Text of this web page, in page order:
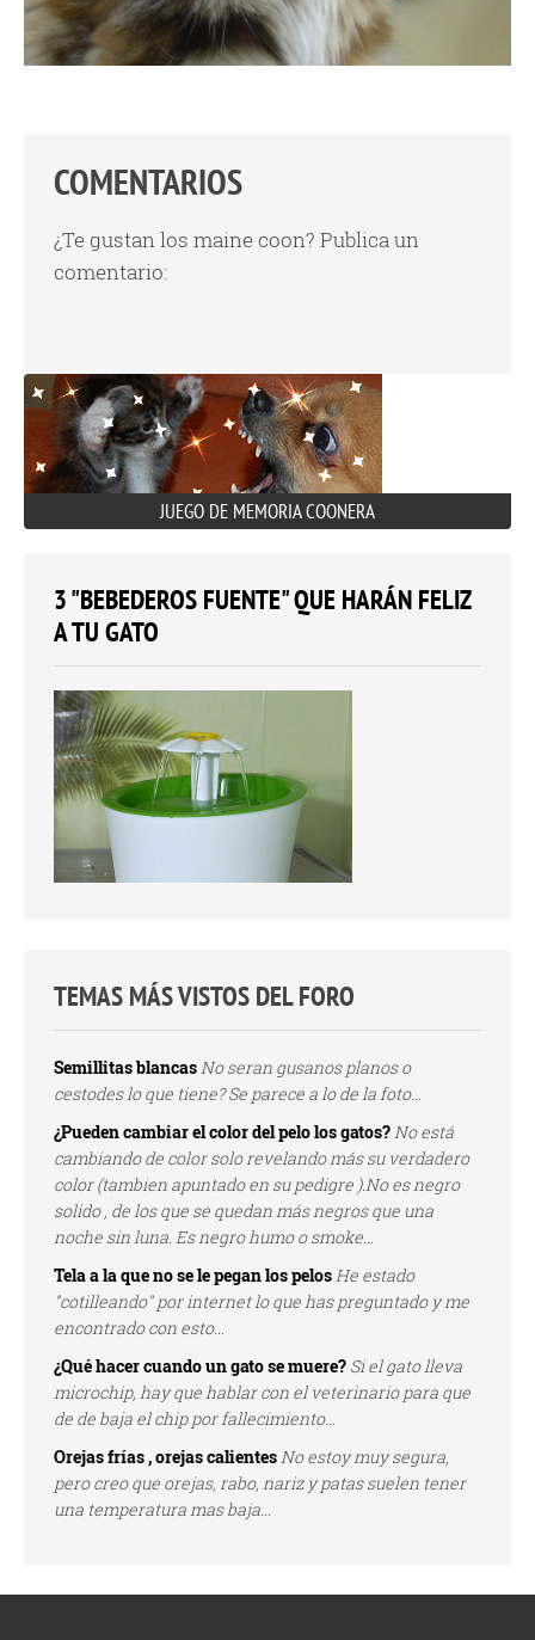
COMENTARIOS
¿Te gustan los maine coon? Publica un
comentario:
JUEGO DE MEMORIA COONERA
3 "BEBEDEROS FUENTE" QUE HARÁN FELIZ
A TU GATO
TEMAS MÁS VISTOS DEL FORO
Semillitas blancasNo seran gusanos planos o
cestodes lo que tiene? Se parece a lo de la foto...
¿Pueden cambiar el color del pelo los gatos?No está
cambiando de color solo revelando más su verdadero
color (tambien apuntado en su pedigre ).No es negro
solido , de los que se quedan más negros que una
noche sin luna. Es negro humo o smoke...
Tela a la que no se le pegan los pelosHe estado
"cotilleando" por internet lo que has preguntado y me
encontrado con esto...
¿Qué hacer cuando un gato se muere? Si el gato lleva
microchip, hay que hablar con el veterinario para que
de de baja el chip por fallecimiento...
Orejas frías , orejas calientesNo estoy muy segura,
pero creo que orejas, rabo, nariz y patas suelen tener
una temperatura mas baja...